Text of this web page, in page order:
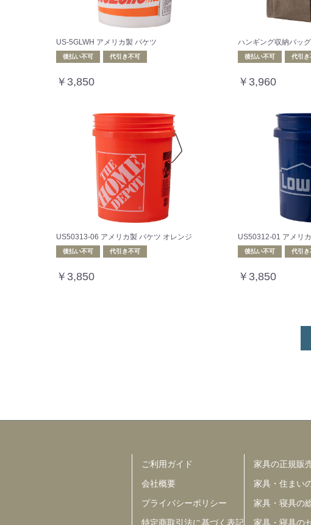
US-5GLWH アメリカ製 バケツ
後払い不可 代引き不可
￥3,850
ハンギング収納バッ
後払い不可 代引き
￥3,960
US50313-06 アメリカ製 バケツ オレンジ
後払い不可 代引き不可
￥3,850
US50312-01 アメリ
後払い不可 代引き
￥3,850
ご利用ガイド
会社概要
プライバシーポリシー
特定商取引法に基づく表記
家具の正規販
家具・住まい
家具・寝具の
家具・寝具の